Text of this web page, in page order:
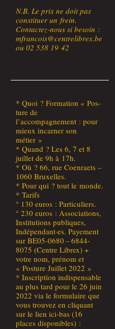
N.B. Le prix ne doit pas
consti­tuer un frein.
Contac­tez-nous si besoin :
mfrancois@centrelibrex.be
ou 02 538 19 42
* Quoi ? For­ma­tion « Pos­
ture de
l’accompagnement : pour
mieux incar­ner son
métier »
* Quand ? Les 6, 7 et 8
juillet de 9h à 17h.
* Où ? 66, rue Coen­raets –
1060 Bruxelles.
* Pour qui ? tout le monde.
* Tarifs
° 130 euros : Particuliers.
° 230 euros : Asso­cia­tions,
Ins­ti­tu­tions publiques,
Indépendant·es. Paye­ment
sur BE05-0680 – 6844-
8075 (Centre Librex) +
votre nom, pré­nom et
« Pos­ture Juillet 2022 »
* Ins­crip­tion indis­pen­sable
au plus tard pour le 26 juin
2022 via le for­mu­laire que
vous trou­vez en cli­quant
sur le lien ici-bas (16
places disponibles) :